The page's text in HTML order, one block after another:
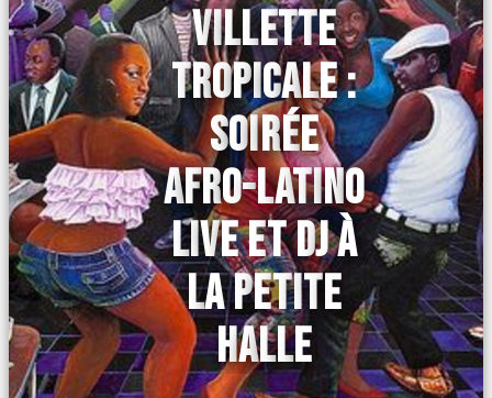
VILLETTE
TROPICALE :
SOIRÉE
AFRO-LATINO
LIVE ET DJ À
LA PETITE
HALLE